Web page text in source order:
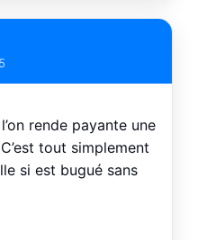
rende payante une
tout simplement
si est bugué sans